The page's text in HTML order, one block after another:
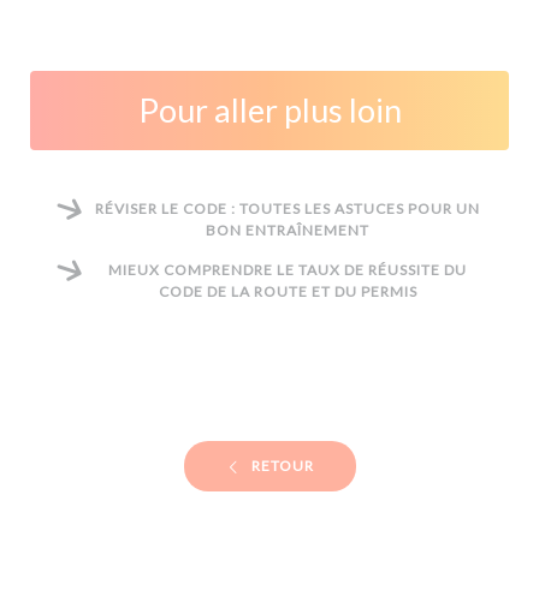
Pour aller plus loin
RÉVISER LE CODE : TOUTES LES ASTUCES POUR UN
BON ENTRAÎNEMENT
MIEUX COMPRENDRE LE TAUX DE RÉUSSITE DU
CODE DE LA ROUTE ET DU PERMIS
RETOUR